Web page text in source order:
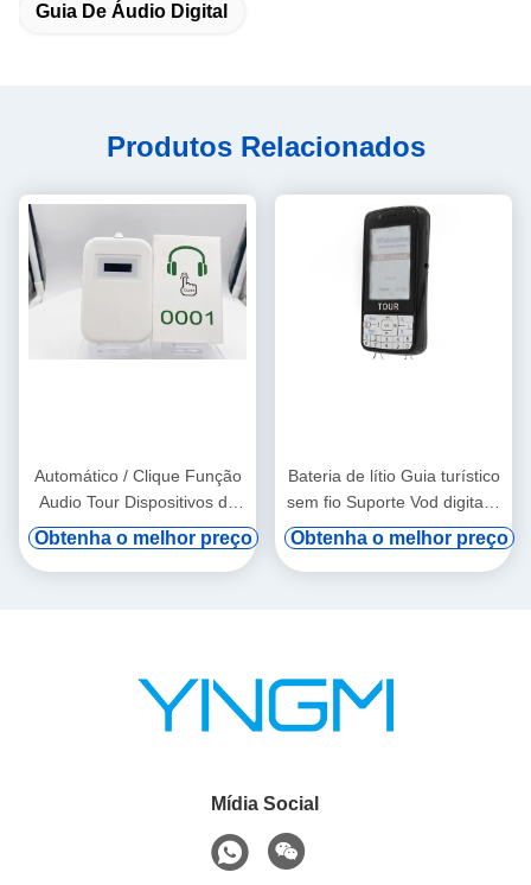
Guia De Áudio Digital
Produtos Relacionados
Automático / Clique Função
Audio Tour Dispositivos de
pendurar a orelha
Obtenha o melhor preço
Bateria de lítio Guia turístico
sem fio Suporte Vod digital e
indução automática
Obtenha o melhor preço
Mídia Social